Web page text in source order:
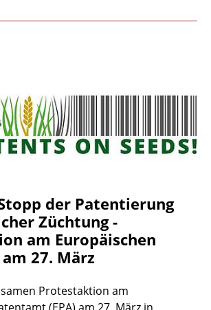
der Patentierung
Züchtung -
am Europäischen
27. März
Protestaktion am